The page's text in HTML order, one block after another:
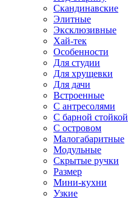
Скандинавские
Элитные
Эксклюзивные
Хай-тек
Особенности
Для студии
Для хрущевки
Для дачи
Встроенные
С антресолями
С барной стойкой
С островом
Малогабаритные
Модульные
Скрытые ручки
Размер
Мини-кухни
Узкие